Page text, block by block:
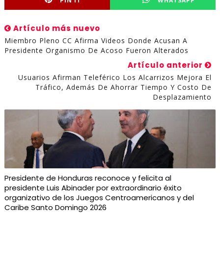
Artículo más nuevo
Miembro Pleno CC Afirma Videos Donde Acusan A
Presidente Organismo De Acoso Fueron Alterados
Artículo anterior
Usuarios Afirman Teleférico Los Alcarrizos Mejora El
Tráfico, Además De Ahorrar Tiempo Y Costo De
Desplazamiento
Presidente de Honduras reconoce y felicita al
presidente Luis Abinader por extraordinario éxito
organizativo de los Juegos Centroamericanos y del
Caribe Santo Domingo 2026